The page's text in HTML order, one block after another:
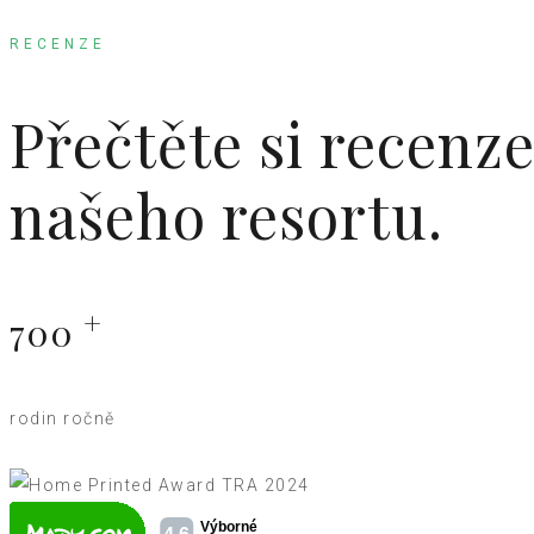
RECENZE
Přečtěte si recenze
našeho resortu.
700 +
rodin ročně